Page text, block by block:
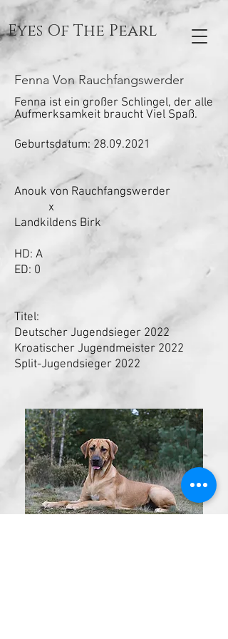
Eyes Of The Pearl
Fenna Von Rauchfangswerder
Fenna ist ein großer Schlingel, der alle
Aufmerksamkeit braucht Viel Spaß.
Geburtsdatum: 28.09.2021
Anouk von Rauchfangswerder
x
Landkildens Birk
HD: A
ED: 0
Titel:
Deutscher Jugendsieger 2022
Kroatischer Jugendmeister 2022
Split-Jugendsieger 2022